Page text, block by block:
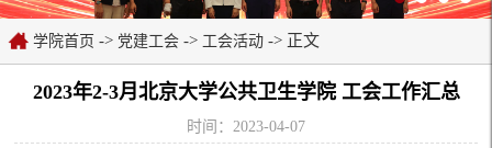
学院首页 -> 党建工会 -> 工会活动 -> 正文
2023年2-3月北京大学公共卫生学院 工会工作汇总
时间：2023-04-07